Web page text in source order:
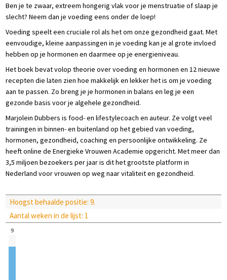
Ben je te zwaar, extreem hongerig vlak voor je menstruatie of slaap je
slecht? Neem dan je voeding eens onder de loep!
Voeding speelt een cruciale rol als het om onze gezondheid gaat. Met
eenvoudige, kleine aanpassingen in je voeding kan je al grote invloed
hebben op je hormonen en daarmee op je energieniveau.
Het boek bevat volop theorie over voeding en hormonen en 12 nieuwe
recepten die laten zien hoe makkelijk en lekker het is om je voeding
aan te passen. Zo breng je je hormonen in balans en leg je een
gezonde basis voor je algehele gezondheid.
Marjolein Dubbers is food- en lifestylecoach en auteur. Ze volgt veel
trainingen in binnen- en buitenland op het gebied van voeding,
hormonen, gezondheid, coaching en persoonlijke ontwikkeling. Ze
heeft online de Energieke Vrouwen Academie opgericht. Met meer dan
3,5 miljoen bezoekers per jaar is dit het grootste platform in
Nederland voor vrouwen op weg naar vitaliteit en gezondheid.
Hoogst behaalde positie: 9.
Aantal weken in de lijst: 1
9